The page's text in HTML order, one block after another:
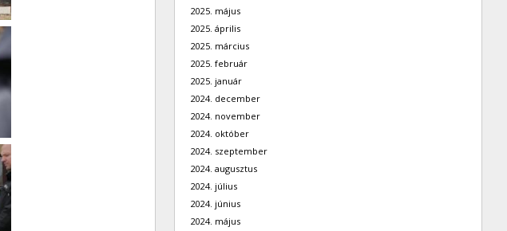
2025. május
2025. április
2025. március
2025. február
2025. január
2024. december
2024. november
2024. október
2024. szeptember
2024. augusztus
2024. július
2024. június
2024. május